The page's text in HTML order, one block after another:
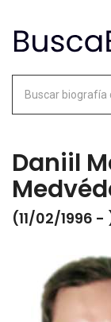
Daniil
(11/02/1996 -